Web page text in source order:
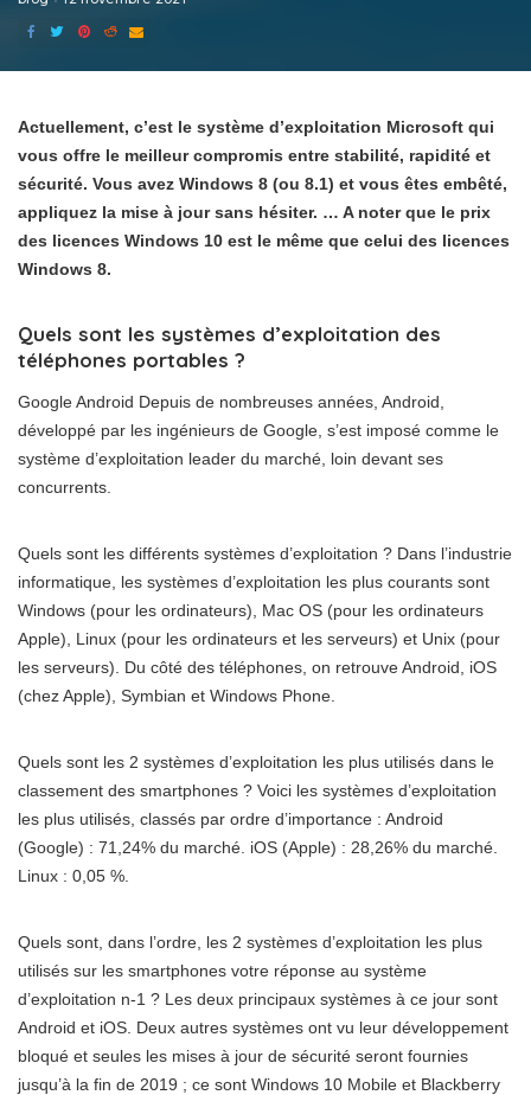
Actuellement, c’est le système d’exploitation Microsoft qui
vous offre le meilleur compromis entre stabilité, rapidité et
sécurité. Vous avez Windows 8 (ou 8.1) et vous êtes embêté,
appliquez la mise à jour sans hésiter. … A noter que le prix
des licences Windows 10 est le même que celui des licences
Windows 8.
Quels sont les systèmes d’exploitation des
téléphones portables ?
Google Android Depuis de nombreuses années, Android,
développé par les ingénieurs de Google, s’est imposé comme le
système d’exploitation leader du marché, loin devant ses
concurrents.
Quels sont les différents systèmes d’exploitation ? Dans l’industrie
informatique, les systèmes d’exploitation les plus courants sont
Windows (pour les ordinateurs), Mac OS (pour les ordinateurs
Apple), Linux (pour les ordinateurs et les serveurs) et Unix (pour
les serveurs). Du côté des téléphones, on retrouve Android, iOS
(chez Apple), Symbian et Windows Phone.
Quels sont les 2 systèmes d’exploitation les plus utilisés dans le
classement des smartphones ? Voici les systèmes d’exploitation
les plus utilisés, classés par ordre d’importance : Android
(Google) : 71,24% du marché. iOS (Apple) : 28,26% du marché.
Linux : 0,05 %.
Quels sont, dans l’ordre, les 2 systèmes d’exploitation les plus
utilisés sur les smartphones votre réponse au système
d’exploitation n-1 ? Les deux principaux systèmes à ce jour sont
Android et iOS. Deux autres systèmes ont vu leur développement
bloqué et seules les mises à jour de sécurité seront fournies
jusqu’à la fin de 2019 ; ce sont Windows 10 Mobile et Blackberry